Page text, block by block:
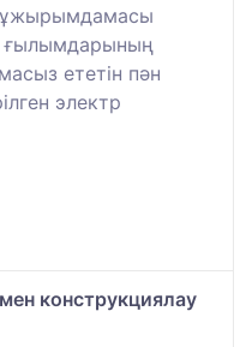
ғылымдарының
ететін пән
электр
конструкциялау